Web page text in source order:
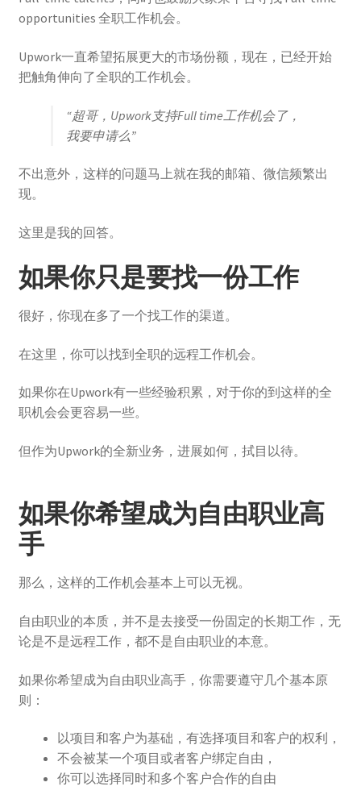
opportunities 全职工作机会。
Upwork一直希望拓展更大的市场份额，现在，已经开始
把触角伸向了全职的工作机会。
“超哥，Upwork支持Full time工作机会了，
我要申请么”
不出意外，这样的问题马上就在我的邮箱、微信频繁出
现。
这里是我的回答。
如果你只是要找一份工作
很好，你现在多了一个找工作的渠道。
在这里，你可以找到全职的远程工作机会。
如果你在Upwork有一些经验积累，对于你的到这样的全
职机会会更容易一些。
但作为Upwork的全新业务，进展如何，拭目以待。
如果你希望成为自由职业高
手
那么，这样的工作机会基本上可以无视。
自由职业的本质，并不是去接受一份固定的长期工作，无
论是不是远程工作，都不是自由职业的本意。
如果你希望成为自由职业高手，你需要遵守几个基本原
则：
以项目和客户为基础，有选择项目和客户的权利，
不会被某一个项目或者客户绑定自由，
你可以选择同时和多个客户合作的自由